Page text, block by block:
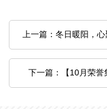
上一篇：冬日暖阳，
下一篇：【10月荣